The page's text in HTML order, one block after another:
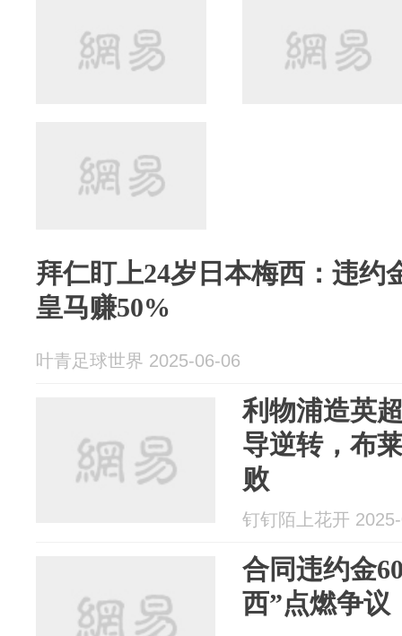
拜仁盯上24岁日本梅西：违约
皇马赚50%
叶青足球世界 2025-06-06
利物浦造英
导逆转，布
败
钉钉陌上花开
合同违约金
西”点燃争议